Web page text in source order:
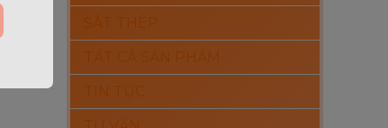
TẤT CẢ SẢN PHẨM